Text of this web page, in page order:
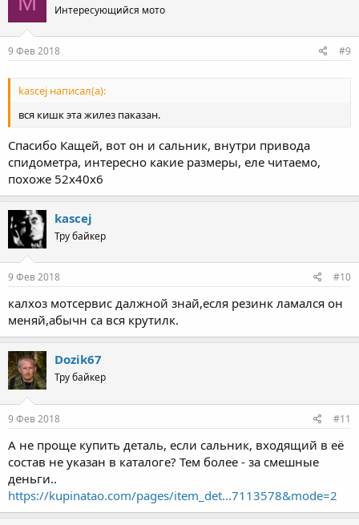
Интересующийся мото
9 Фев 2018 #9
kascej написал(а):
вся кишк эта жилез паказан.
Спасибо Кащей, вот он и сальник, внутри привода
спидометра, интересно какие размеры, еле читаемо,
похоже 52х40х6
kascej
Тру байкер
9 Фев 2018 #10
калхоз мотсервис далжной знай,есля резинк ламался он
меняй,абычн са вся крутилк.
Dozik67
Тру байкер
9 Фев 2018 #11
А не проще купить деталь, если сальник, входящий в её
состав не указан в каталоге? Тем более - за смешные
деньги..
https://kupinatao.com/pages/item_det...7113578&mode=2